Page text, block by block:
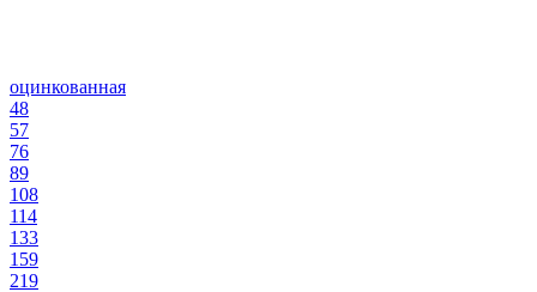
оцинкованная
48
57
76
89
108
114
133
159
219